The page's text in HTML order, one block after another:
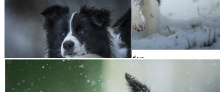
14|12|2014 – Ball statt Tannenzapfen
26|12|2014 – Zion